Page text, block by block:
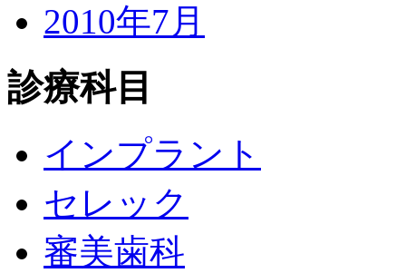
2010年7月
診療科目
インプラント
セレック
審美歯科